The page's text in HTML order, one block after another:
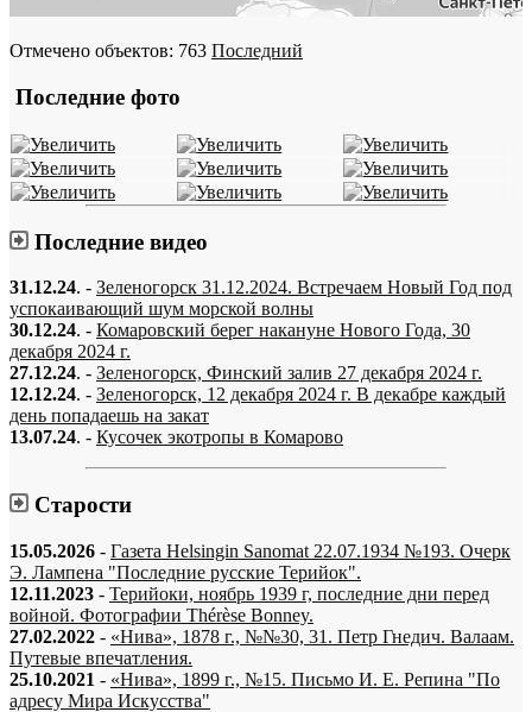
Отмечено объектов: 763 Последний
Последние фото
Последние видео
31.12.24. - Зеленогорск 31.12.2024. Встречаем Новый Год под
успокаивающий шум морской волны
30.12.24. - Комаровский берег накануне Нового Года, 30
декабря 2024 г.
27.12.24. - Зеленогорск, Финский залив 27 декабря 2024 г.
12.12.24. - Зеленогорск, 12 декабря 2024 г. В декабре каждый
день попадаешь на закат
13.07.24. - Кусочек экотропы в Комарово
Старости
15.05.2026 - Газета Helsingin Sanomat 22.07.1934 №193. Очерк
Э. Лампена "Последние русские Терийок".
12.11.2023 - Терийоки, ноябрь 1939 г, последние дни перед
войной. Фотографии Thérèse Bonney.
27.02.2022 - «Нива», 1878 г., №№30, 31. Петр Гнедич. Валаам.
Путевые впечатления.
25.10.2021 - «Нива», 1899 г., №15. Письмо И. Е. Репина "По
адресу Мира Искусства"